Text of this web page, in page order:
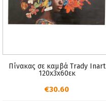
Πίνακας σε καμβά Trady Inart
120x3x60εκ
€30.60